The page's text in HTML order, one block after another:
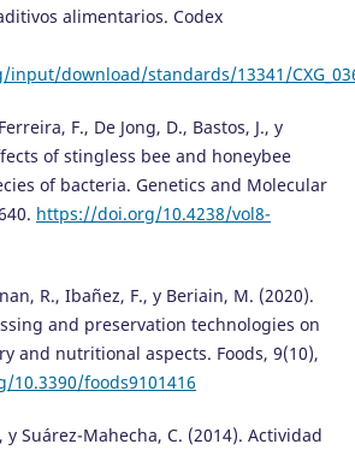
alimentarios. Codex
download/standards/13341/
F., De Jong, D., Bastos, J., y
of stingless bee and honeybee
of bacteria. Genetics and Molecular
https://doi.org/10.4238/vol8-
R., Ibañez, F., y Beriain, M. (2020).
and preservation technologies on
and nutritional aspects. Foods, 9(10),
foods9101416
y Suárez-Mahecha, C. (2014). Actividad